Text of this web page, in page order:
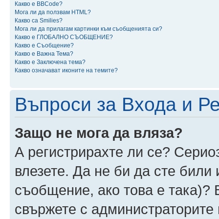
Какво е BBCode?
Мога ли да ползвам HTML?
Какво са Smilies?
Мога ли да прилагам картинки към съобщенията си?
Какво е ГЛОБАЛНО СЪОБЩЕНИЕ?
Какво е Съобщение?
Какво е Важна Тема?
Какво е Заключена тема?
Какво означават иконите на темите?
Въпроси за Входа и
Защо не мога да вляза?
А регистрирахте ли се?
влезете. Да не би да сте
съобщение, ако това е така)?
свържете с